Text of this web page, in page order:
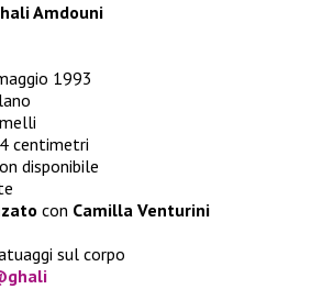
Amdouni
1993
centimetri
disponibile
con Camilla Venturini
sul corpo